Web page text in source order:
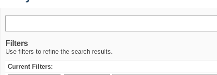
Filters
Use filters to refine the search results.
Current Filters: